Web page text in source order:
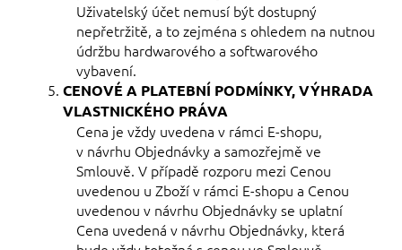
Uživatelský účet nemusí být dostupný
nepřetržitě, a to zejména s ohledem na nutnou
údržbu hardwarového a softwarového
vybavení.
CENOVÉA PLATEBNÍ PODMÍNKY, VÝHRADA
VLASTNICKÉHO PRÁVA
Cena je vždy uvedena v rámci E-shopu,
v návrhu Objednávky a samozřejmě ve
Smlouvě. V případě rozporu mezi Cenou
uvedenou u Zboží v rámci E-shopu a Cenou
uvedenou v návrhu Objednávky se uplatní
Cena uvedená v návrhu Objednávky, která